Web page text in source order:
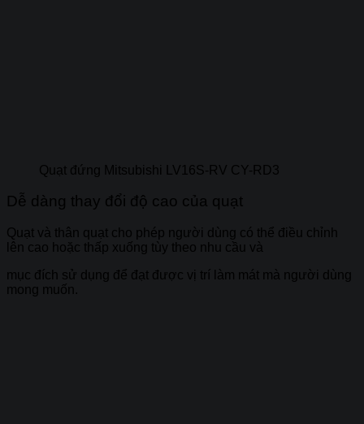
Quạt đứng Mitsubishi LV16S-RV CY-RD3
Dễ dàng thay đổi độ cao của quạt
Quạt và thân quạt cho phép người dùng có thể điều chỉnh
lên cao hoặc thấp xuống tùy theo nhu cầu và
mục đích sử dụng để đạt được vị trí làm mát mà người dùng
mong muốn.